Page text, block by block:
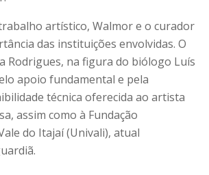
artístico, Walmor e o curador
das instituições envolvidas. O
Rodrigues, na figura do biólogo Luís
apoio fundamental e pela
técnica oferecida ao artista
assim como à Fundação
do Itajaí (Univali), atual